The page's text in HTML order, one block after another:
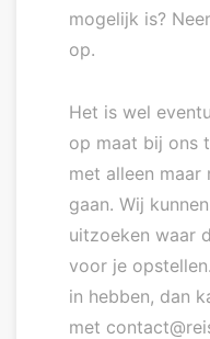
mogelijk is?
op.
Het is wel
op maat bij ons
met alleen
gaan. Wij
uitzoeken waar
voor je
in hebben, dan
met